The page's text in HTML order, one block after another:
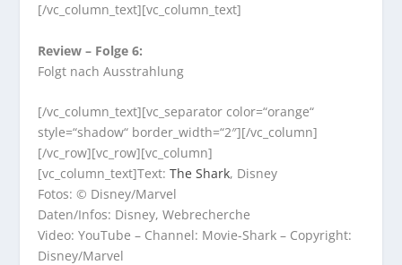
[/vc_column_text][vc_column_text]
Review – Folge 6:
Folgt nach Ausstrahlung
[/vc_column_text][vc_separator color=“orange“
style=“shadow“ border_width=“2″][/vc_column]
[/vc_row][vc_row][vc_column]
[vc_column_text]Text:The Shark, Disney
Fotos: © Disney/Marvel
Daten/Infos: Disney, Webrecherche
Video: YouTube – Channel: Movie-Shark – Copyright:
Disney/Marvel